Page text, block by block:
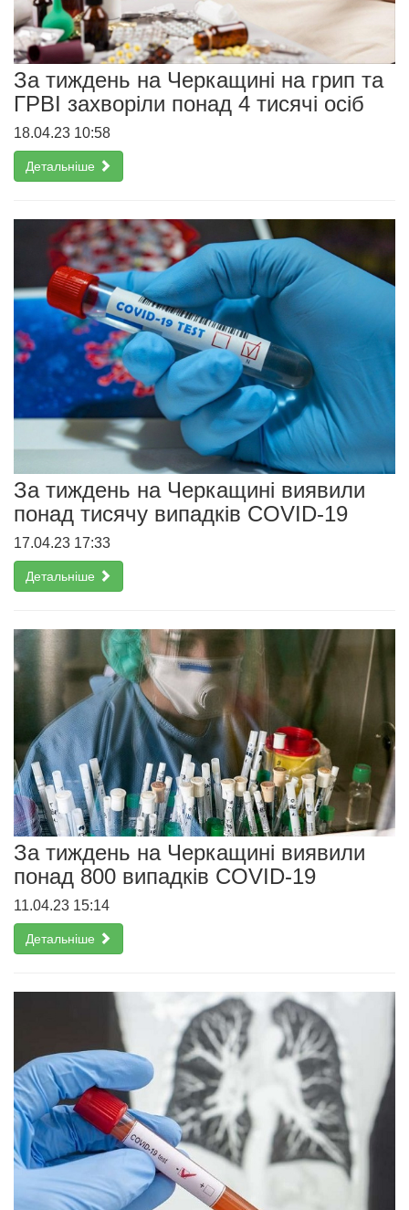
За тиждень на Черкащині на грип та
ГРВІ захворіли понад 4 тисячі осіб
18.04.23 10:58
Детальніше
За тиждень на Черкащині виявили
понад тисячу випадків СOVID-19
17.04.23 17:33
Детальніше
За тиждень на Черкащині виявили
понад 800 випадків СOVID-19
11.04.23 15:14
Детальніше